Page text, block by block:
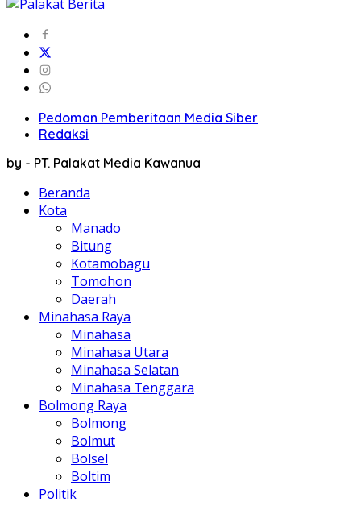
Pedoman Pemberitaan Media Siber
Redaksi
by - PT. Palakat Media Kawanua
Beranda
Kota
Manado
Bitung
Kotamobagu
Tomohon
Daerah
Minahasa Raya
Minahasa
Minahasa Utara
Minahasa Selatan
Minahasa Tenggara
Bolmong Raya
Bolmong
Bolmut
Bolsel
Boltim
Politik